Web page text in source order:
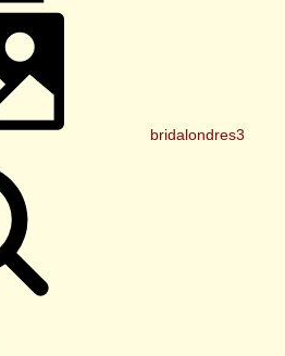
bridalondres3